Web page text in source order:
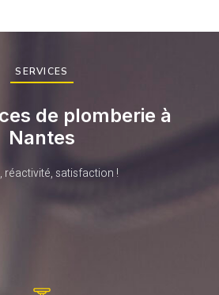
SERVICES
de plomberie à
Nantes
réactivité, satisfaction !